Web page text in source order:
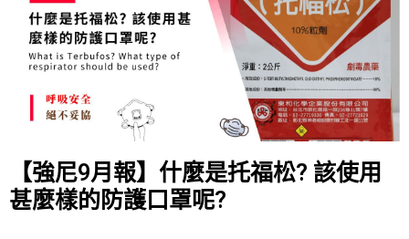
【強尼9月報】什麼是托福松? 該使用
甚麼樣的防護口罩呢?